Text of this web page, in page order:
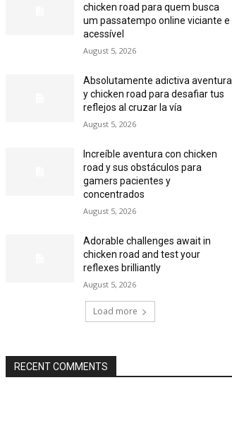
chicken road para quem busca
um passatempo online viciante e
acessível
August 5, 2026
Absolutamente adictiva aventura
y chicken road para desafiar tus
reflejos al cruzar la vía
August 5, 2026
Increíble aventura con chicken
road y sus obstáculos para
gamers pacientes y
concentrados
August 5, 2026
Adorable challenges await in
chicken road and test your
reflexes brilliantly
August 5, 2026
Load more
RECENT COMMENTS